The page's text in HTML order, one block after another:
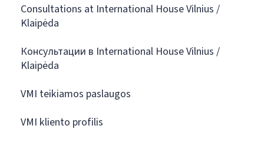
Consultations at International House Vilnius /
Klaipėda
Консультации в International House Vilnius /
Klaipėda
VMI teikiamos paslaugos
VMI kliento profilis